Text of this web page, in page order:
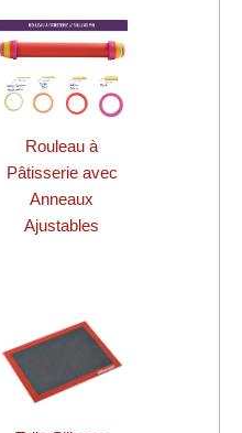
Rouleau à
Pâtisserie avec
Anneaux
Ajustables